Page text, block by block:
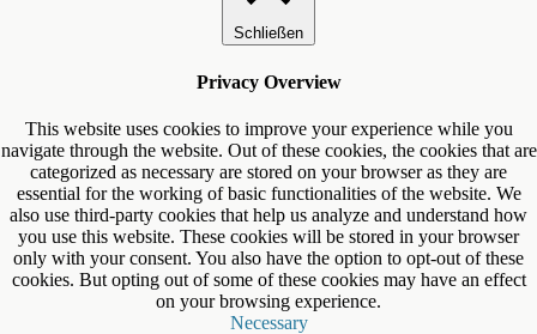
Schließen
Privacy Overview
This website uses cookies to improve your experience while you
navigate through the website. Out of these cookies, the cookies that are
categorized as necessary are stored on your browser as they are
essential for the working of basic functionalities of the website. We
also use third-party cookies that help us analyze and understand how
you use this website. These cookies will be stored in your browser
only with your consent. You also have the option to opt-out of these
cookies. But opting out of some of these cookies may have an effect
on your browsing experience.
Necessary